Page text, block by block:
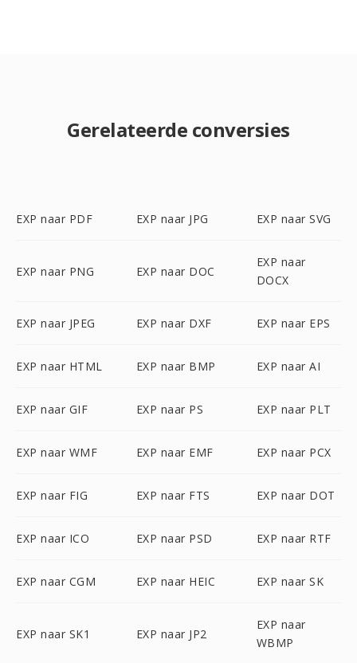
Gerelateerde conversies
EXP naar PDF EXP naar JPG EXP naar SVG
EXP naar PNG EXP naar DOC
EXP naar
DOCX
EXP naar JPEG EXP naar DXF EXP naar EPS
EXP naar HTML EXP naar BMP EXP naar AI
EXP naar GIF EXP naar PS EXP naar PLT
EXP naar WMF EXP naar EMF EXP naar PCX
EXP naar FIG EXP naar FTS EXP naar DOT
EXP naar ICO EXP naar PSD EXP naar RTF
EXP naar CGM EXP naar HEIC EXP naar SK
EXP naar SK1 EXP naar JP2
EXP naar
WBMP